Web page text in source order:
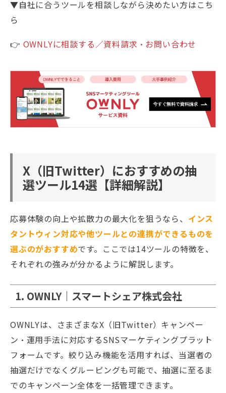
▼自社に合うツールを相談しながら決めたい方はこち
ら
👉 OWNLYに相談する／資料請求・お問い合わせ
X（旧Twitter）におすすめの抽
選ツール14選【詳細解説】
応募体験の向上や拡散力の最大化を狙うなら、 インス
タントウィン対応や他ツールとの連携ができるものを
選ぶのがおすすめです。ここでは14ツールの特徴を、
それぞれの強みが分かるように解説します。
1. OWNLY｜スマートシェア株式会社
OWNLYは、さまざまなX（旧Twitter）キャンペー
ン・運用手法に対応するSNSマーケティングプラット
フォームです。絞り込み機能を活用すれば、当選者の
抽選だけでなくグルーピングも可能で、抽選に至るま
でのキャンペーン全体を一括管理できます。